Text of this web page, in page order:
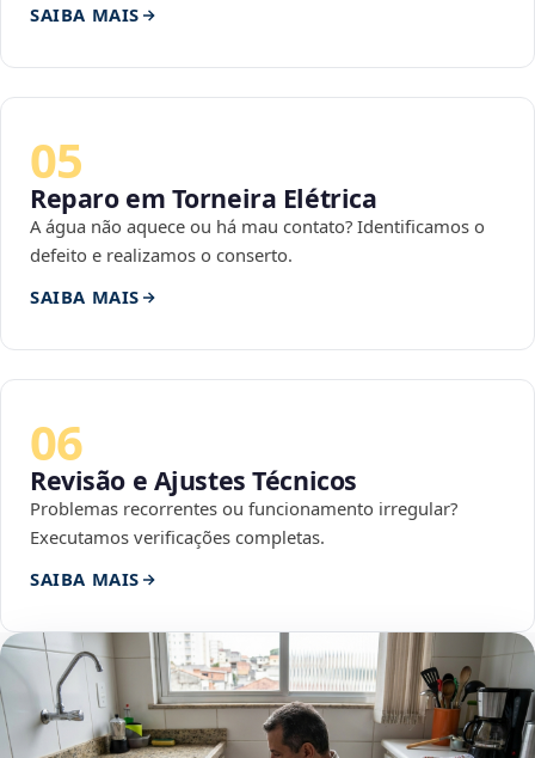
SAIBA MAIS
05
Reparo em Torneira Elétrica
A água não aquece ou há mau contato? Identificamos o
defeito e realizamos o conserto.
SAIBA MAIS
06
Revisão e Ajustes Técnicos
Problemas recorrentes ou funcionamento irregular?
Executamos verificações completas.
SAIBA MAIS